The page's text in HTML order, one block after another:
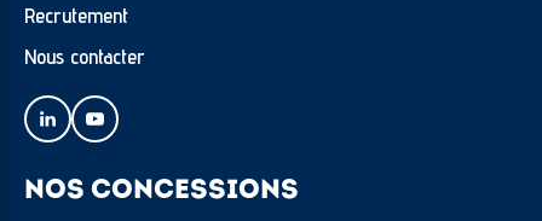
Recrutement
Nous contacter
NOS CONCESSIONS